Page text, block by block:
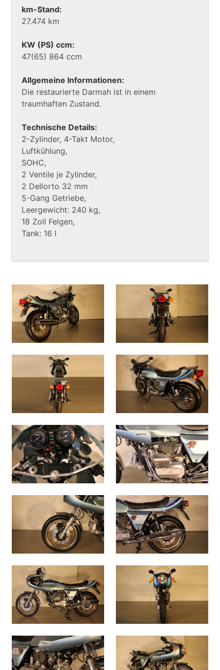
km-Stand:
27.474 km
KW (PS) ccm:
47(65) 864 ccm
Allgemeine Informationen:
Die restaurierte Darmah ist in einem
traumhaften Zustand.
Technische Details:
2-Zylinder, 4-Takt Motor,
Luftkühlung,
SOHC,
2 Ventile je Zylinder,
2 Dellorto 32 mm
5-Gang Getriebe,
Leergewicht: 240 kg,
18 Zoll Felgen,
Tank: 16 l